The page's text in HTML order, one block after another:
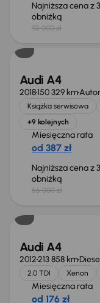
Najniższa cena z
obniżką
92 000 zł
Taniej o 1 000 zł
Audi A4
2018150 329 km
Książka serwisowa
+9 kolejnych
Miesięczna rata
od 387 zł
Najniższa cena z
obniżką
66 000 zł
Audi A4
2012213 858 km
2.0 TDI Xenon
Miesięczna rata
od 176 zł